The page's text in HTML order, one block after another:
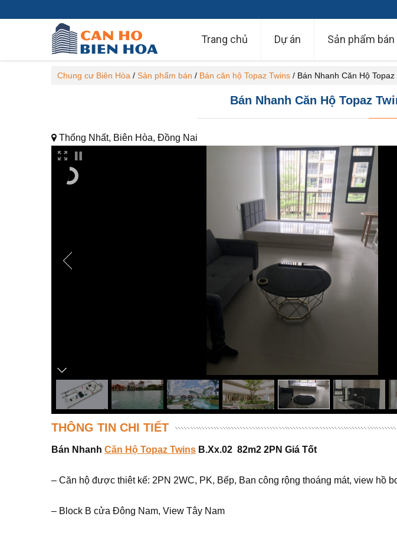
Trang chủ Dự án Sản phẩm bán
Chung cư Biên Hòa / Sản phẩm bán / Bán căn hộ Topaz Twins / Bán Nhanh Căn Hộ
Bán Nhanh Căn Hộ Topaz
Thống Nhất, Biên Hòa, Đồng Nai
THÔNG TIN CHI TIẾT
Bán Nhanh Căn Hộ Topaz Twins B.Xx.02 82m2 2PN Giá Tốt
– Căn hộ được thiêt kế: 2PN 2WC, PK, Bếp, Ban công rộng thoáng mát, view hồ
– Block B cửa Đông Nam, View Tây Nam